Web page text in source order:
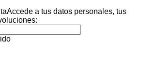
Accede a tus datos personales, tus